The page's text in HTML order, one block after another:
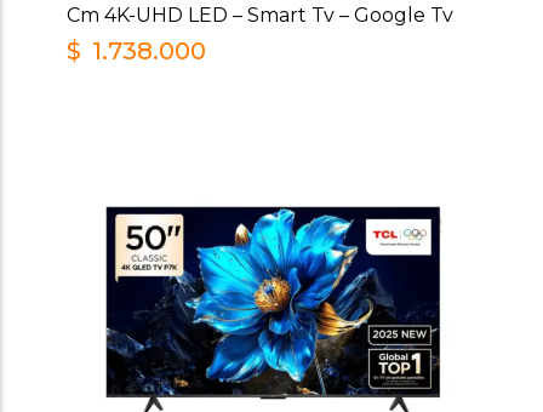
Cm 4K-UHD LED – Smart Tv – Google Tv
$ 1.738.000